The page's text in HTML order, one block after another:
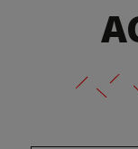
ACTUALITÉS